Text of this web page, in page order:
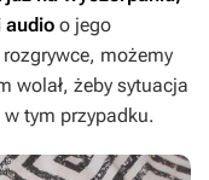
audio o jego
możemy
wolał, żeby sytuacja
tym przypadku.